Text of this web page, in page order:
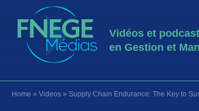
Vidéos et
en Gestion et
Home » Videos » Supply Chain Endurance: The Key to